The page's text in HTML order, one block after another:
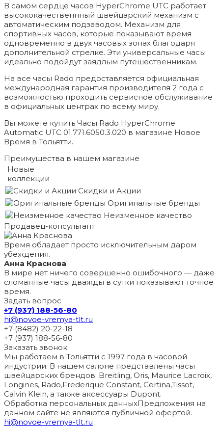
В самом сердце часов HyperChrome UTC работает
высококачественнный швейцарский механизм с
автоматическим подзаводом. Механизм для
спортивных часов, которые показывают время
одновременно в двух часовых зонах благодаря
дополнительной стрелке. Эти универсальные часы
идеально подойдут заядлым путешественникам.
На все часы Rado предоставляется официальная
международная гарантия производителя 2 года с
возможностью проходить сервисное обслуживание
в официальных центрах по всему миру.
Вы можете купить Часы Rado HyperChrome
Automatic UTC 01.771.6050.3.020 в магазине Новое
Время в Тольятти.
Преимущества в нашем магазине
Новые
коллекции
Скидки и Акции
Оригинальные бренды
Неизменное качество
Продавец-консультант
Время обладает просто исключительным даром
убеждения.
Анна Краснова
В мире нет ничего совершенно ошибочного — даже
сломанные часы дважды в сутки показывают точное
время.
Задать вопрос
+7 (937) 188-56-80
hi@novoe-vremya-tlt.ru
+7 (8482) 20-22-18
+7 (937) 188-56-80
Заказать звонок
Мы работаем в Тольятти с 1997 года в часовой
индустрии. В нашем салоне представлены часы
швейцарских брендов: Breitling, Oris, Maurice Lacroix,
Longines, Rado,Frederique Constant, Certina,Tissot,
Calvin Klein, а также аксессуары Dupont.
Обработка персональных данныхПредложения на
данном сайте не являются публичной офертой.
hi@novoe-vremya-tlt.ru